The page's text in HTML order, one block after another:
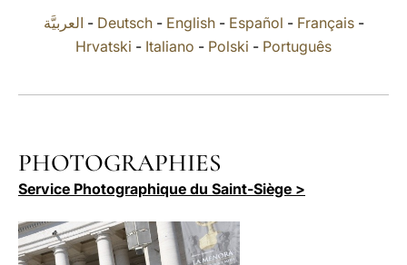
LATINE العربيَّة - Deutsch- English- Español - Français-
Hrvatski - Italiano - Polski - Português
PHOTOGRAPHIES
Service Photographique du Saint-Siège >